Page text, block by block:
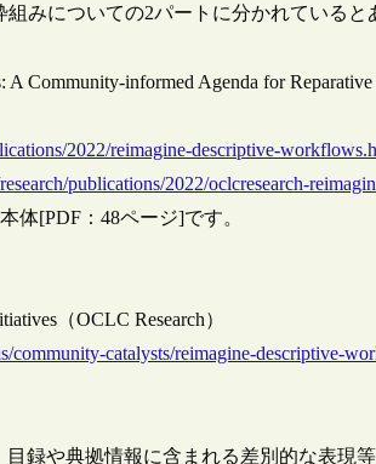
みについての2パートに分かれていると
A Community-informed Agenda for
2022/reimagine-descriptive-
publications/2022/oclcresearch-
体[PDF：48ページ]です。
（OCLC Research）
community-catalysts/reimagine-descriptive-
録や典拠情報に含まれる差別的な表現